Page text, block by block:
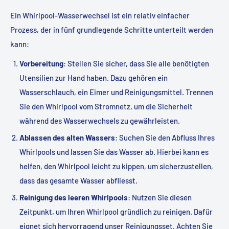
Ein Whirlpool-Wasserwechsel ist ein relativ einfacher
Prozess, der in fünf grundlegende Schritte unterteilt werden
kann:
Vorbereitung: Stellen Sie sicher, dass Sie alle benötigten
Utensilien zur Hand haben. Dazu gehören ein
Wasserschlauch, ein Eimer und Reinigungsmittel. Trennen
Sie den Whirlpool vom Stromnetz, um die Sicherheit
während des Wasserwechsels zu gewährleisten.
Ablassen des alten Wassers: Suchen Sie den Abfluss Ihres
Whirlpools und lassen Sie das Wasser ab. Hierbei kann es
helfen, den Whirlpool leicht zu kippen, um sicherzustellen,
dass das gesamte Wasser abfliesst.
Reinigung des leeren Whirlpools: Nutzen Sie diesen
Zeitpunkt, um Ihren Whirlpool gründlich zu reinigen. Dafür
eignet sich hervorragend unser Reinigungsset. Achten Sie